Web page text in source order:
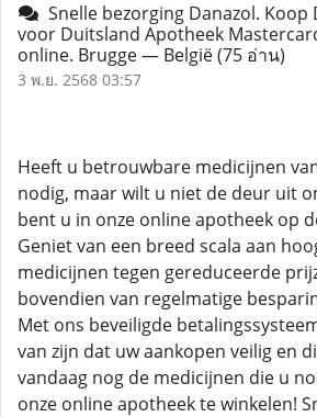
Snelle bezorging Danazol. Koop
voor Duitsland Apotheek
online. Brugge — België(75 อ่าน)
3 พ.ย. 2568 03:57
Heeft u betrouwbare medicijnen
nodig, maar wilt u niet de deur uit
bent u in onze online apotheek op
Geniet van een breed scala aan
medicijnen tegen gereduceerde
bovendien van regelmatige
Met ons beveiligde
van zijn dat uw aankopen veilig en
vandaag nog de medicijnen die u
onze online apotheek te winkelen!